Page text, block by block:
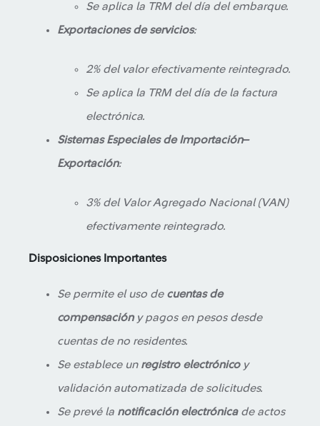
Se aplica la TRM del día del embarque.
Exportaciones de servicios:
2% del valor efectivamente reintegrado.
Se aplica la TRM del día de la factura
electrónica.
Sistemas Especiales de Importación–
Exportación:
3% del Valor Agregado Nacional (VAN)
efectivamente reintegrado.
Disposiciones Importantes
Se permite el uso de cuentas de
compensacióny pagos en pesos desde
cuentas de no residentes.
Se establece un registro electrónicoy
validación automatizada de solicitudes.
Se prevé la notificación electrónicade actos